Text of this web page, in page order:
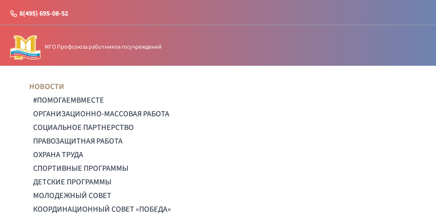
8(495) 695-08-52
МГО Профсоюза работников госучреждений
НОВОСТИ
#ПОМОГАЕМВМЕСТЕ
ОРГАНИЗАЦИОННО-МАССОВАЯ РАБОТА
СОЦИАЛЬНОЕ ПАРТНЕРСТВО
ПРАВОЗАЩИТНАЯ РАБОТА
ОХРАНА ТРУДА
СПОРТИВНЫЕ ПРОГРАММЫ
ДЕТСКИЕ ПРОГРАММЫ
МОЛОДЕЖНЫЙ СОВЕТ
КООРДИНАЦИОННЫЙ СОВЕТ «ПОБЕДА»